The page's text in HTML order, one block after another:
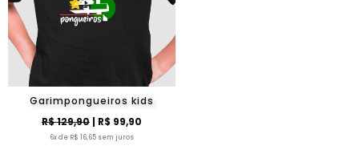
Garimpongueiros kids
R$ 129,90| R$ 99,90
6x de R$ 16,65 sem juros